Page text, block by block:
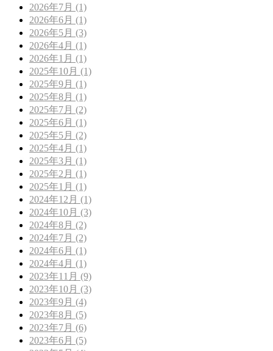
2026年7月 (1)
2026年6月 (1)
2026年5月 (3)
2026年4月 (1)
2026年1月 (1)
2025年10月 (1)
2025年9月 (1)
2025年8月 (1)
2025年7月 (2)
2025年6月 (1)
2025年5月 (2)
2025年4月 (1)
2025年3月 (1)
2025年2月 (1)
2025年1月 (1)
2024年12月 (1)
2024年10月 (3)
2024年8月 (2)
2024年7月 (2)
2024年6月 (1)
2024年4月 (1)
2023年11月 (9)
2023年10月 (3)
2023年9月 (4)
2023年8月 (5)
2023年7月 (6)
2023年6月 (5)